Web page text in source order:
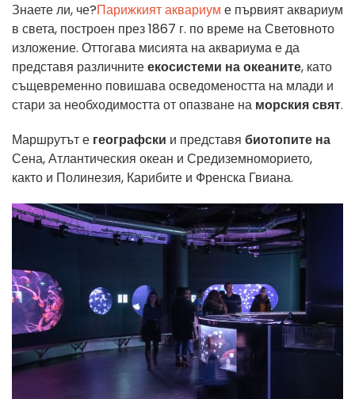
Знаете ли, че?Парижкият аквариум е първият аквариум
в света, построен през 1867 г. по време на Световното
изложение. Оттогава мисията на аквариума е да
представя различнитеекосистеми на океаните, като
същевременно повишава осведомеността на млади и
стари за необходимостта от опазване на морския свят.
Маршрутът е географски и представя биотопите на
Сена, Атлантическия океан и Средиземноморието,
както и Полинезия, Карибите и Френска Гвиана.